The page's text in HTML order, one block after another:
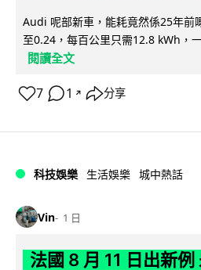
Audi 呢部新車，能耗竟然係25年
至0.24，每百公里只需12.8 kWh，
閱讀全文
7 1 ↗ 分享
科技娛樂 生活娛樂 城中熱話
Vin 1 日
法國 8 月 11 日出新